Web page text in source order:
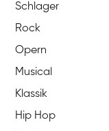
Schlager
Rock
Opern
Musical
Klassik
Hip Hop